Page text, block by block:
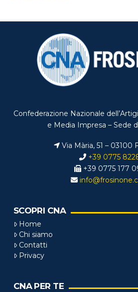
Confederazione Nazionale
e Media Impresa – Sede
Via Mària, 51 – 03100
+39 0775
+39 0775 177
SCOPRI CNA
Home
Chi siamo
Contatti
Privacy
CNA PER TE